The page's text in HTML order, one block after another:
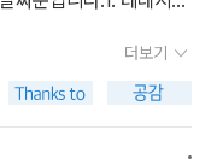
아니다. 또한 '하느님이
루는 것도 아니다. 로
을 생각하며 자신을 돌
들면서 서구의 문물이
한 자신감을 보이기도 한
개항 이래, 일본 국가가
의 걸작은 역시나 리뷰
해. _ 엔도 슈사쿠, <침
왜 수많은 예수쟁이들
때까지 아니, 그의 공생
제국을 물리치고 다윗-
합하지 못하고, 실망감
침묵. 로드리고 신부는
련에 대해 기도를 드리며
한 편으로 로드리고 신
는 나약한 기치지로의
지 모르겠다. 너무 당
화 <뜨거운 양철지붕
았다가 진짜 텍스트를
더보기